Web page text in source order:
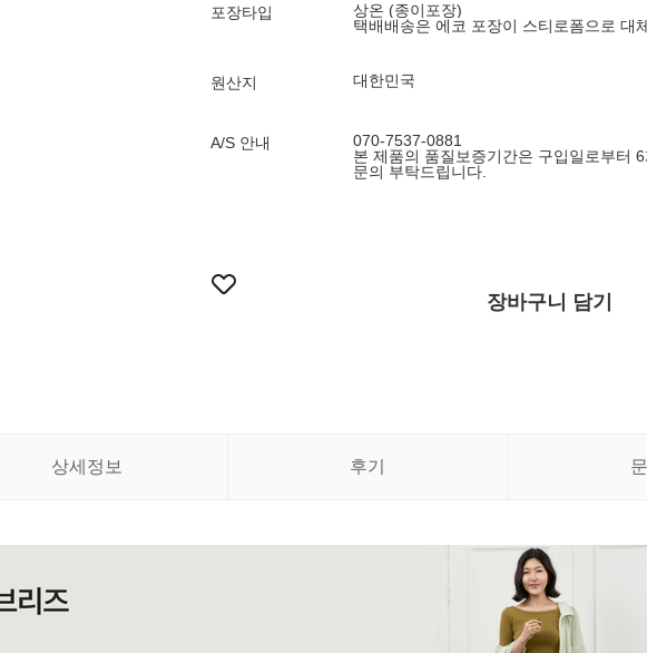
포장타입
상온 (종이포장)
택배배송은 에코 포장이 스티로폼으로 대
원산지 대한민국
A/S 안내
070-7537-0881
본 제품의 품질보증기간은 구입일로부터
문의 부탁드립니다.
장바구니 담기
상세정보 후기